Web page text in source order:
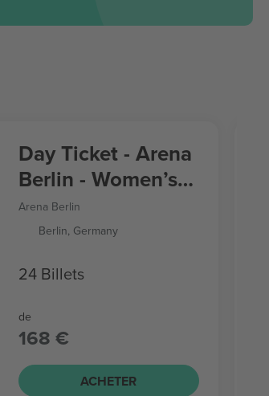
Day Ticket - Arena
Berlin - Women’s
Basketball World
Cup
Arena Berlin
Berlin, Germany
24 Billets
de
168 €
ACHETER